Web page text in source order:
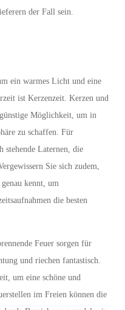
der Fall sein.
ein warmes Licht und eine
ist Kerzenzeit. Kerzen und
Möglichkeit, um in
zu schaffen. Für
stehende Laternen, die
Sie sich zudem,
kennt, um
die besten
Feuer sorgen für
und riechen fantastisch.
um eine schöne und
im Freien können die